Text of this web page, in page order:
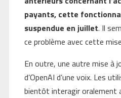
payants, cette
suspendue en juillet. Il
ce problème avec cette
En outre, une autre mise à
d’OpenAI d’une voix. Les
bientôt interagir oralement